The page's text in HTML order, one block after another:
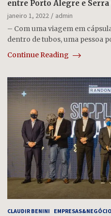
entre Porto Alegre e Serra
janeiro 1, 2022
admin
– Com uma viagem em
dentro de tubos, uma pessoa
Continue Reading
CLAUDIR BENINI